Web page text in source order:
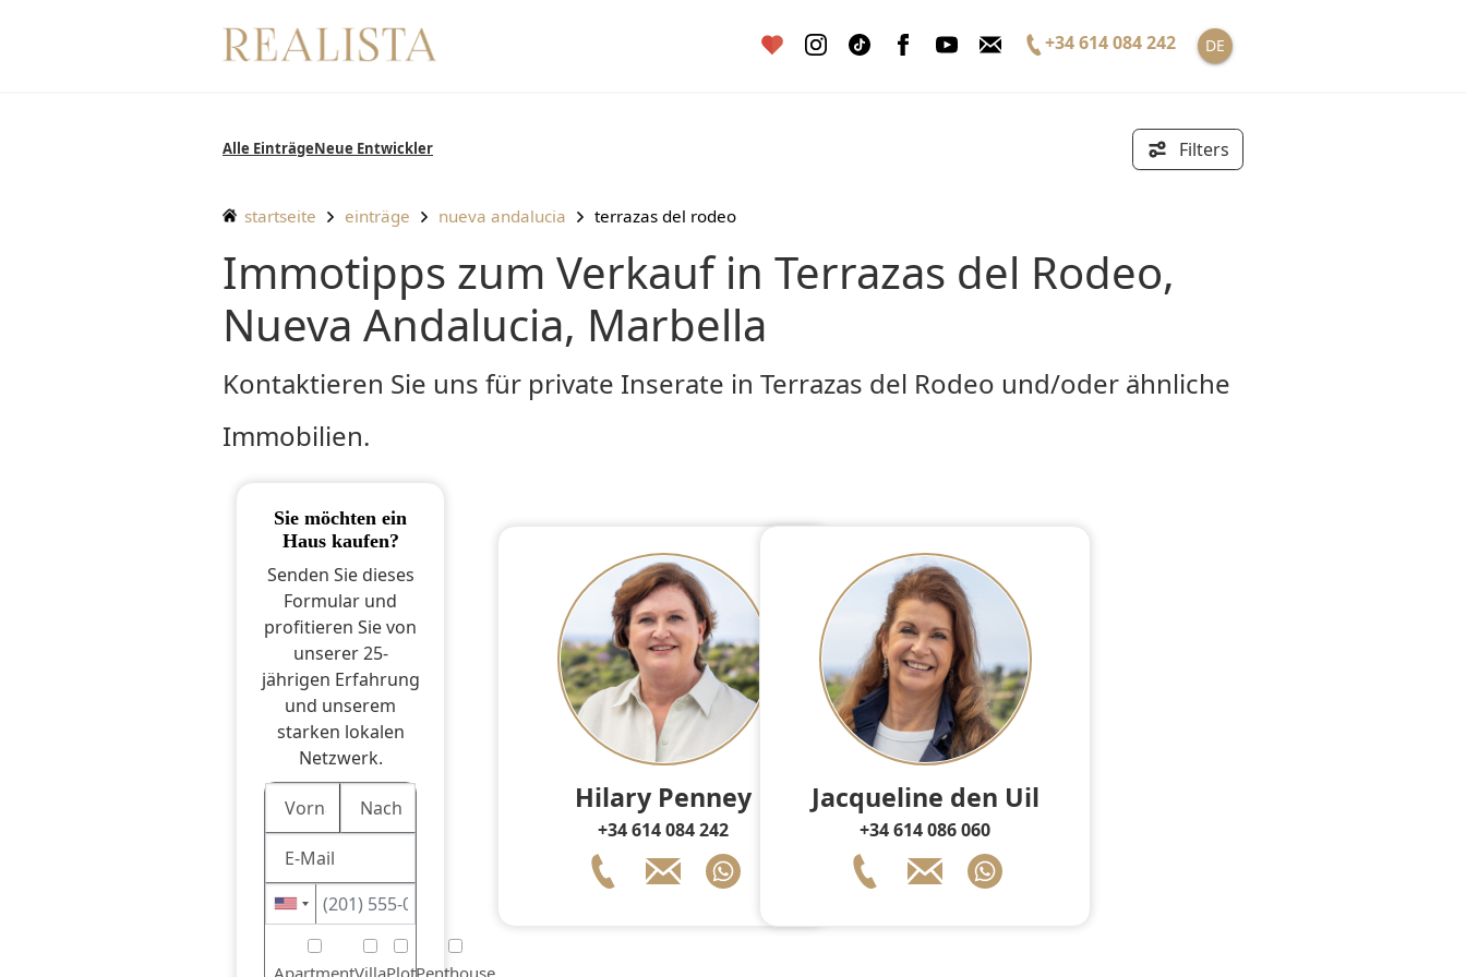
+34 614 084 242 DE
Alle Einträge Neue Entwickler Filters
startseite einträge nueva andalucia terrazas del rodeo
Immotipps zum Verkauf in Terrazas del Rodeo,
Nueva Andalucia, Marbella
Kontaktieren Sie uns für private Inserate in Terrazas del Rodeo und/oder ähnliche
Immobilien.
sie möchten ein
Haus kaufen?
Senden Sie dieses
Formular und
profitieren Sie von
unserer 25-
jährigen Erfahrung
und unserem
starken lokalen
Netzwerk.
ApartmentVillaPlotPenthouse
Hilary Penney
+34 614 084 242
Jacqueline den Uil
+34 614 086 060